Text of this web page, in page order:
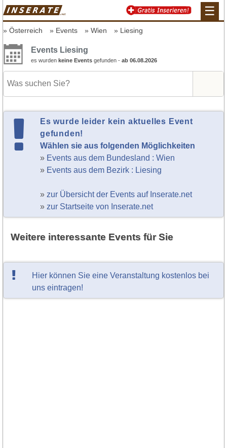
☰
Österreich Events Wien Liesing
Events Liesing
es wurden keine Events gefunden - ab 06.08.2026
Es wurde leider kein aktuelles Event
gefunden!
Wählen sie aus folgenden Möglichkeiten
» Events aus dem Bundesland : Wien
» Events aus dem Bezirk : Liesing
» zur Übersicht der Events auf Inserate.net
» zur Startseite von Inserate.net
Weitere interessante Events für Sie
Hier können Sie eine Veranstaltung kostenlos bei
uns eintragen!